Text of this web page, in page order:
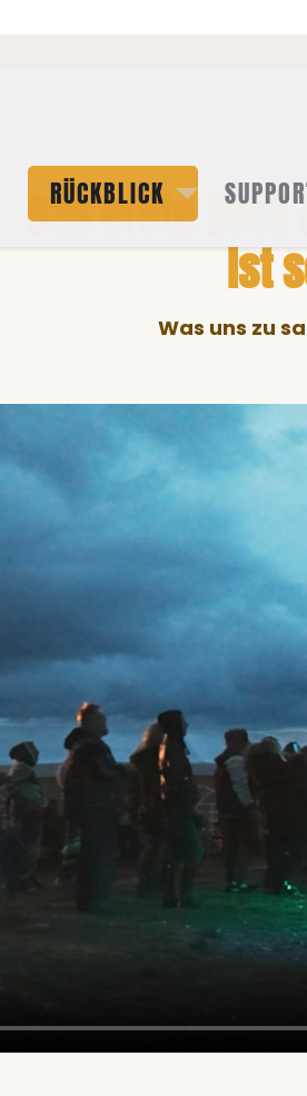
RÜCKBLICK
Das erste
ist
Was uns zu